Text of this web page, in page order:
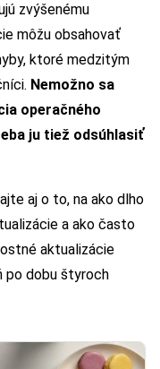
zvýšenému
môžu obsahovať
ktoré medzitým
Nemožno sa
operačného
ju tiež odsúhlasiť
aj o to, na ako dlho
a ako často
aktualizácie
po dobu štyroch